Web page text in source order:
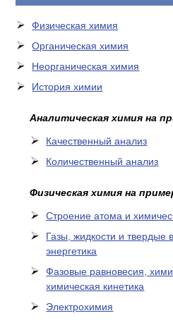
Физическая химия
Органическая химия
Неорганическая химия
История химии
Аналитическая химия на
Качественный анализ
Количественный анализ
Физическая химия на
Cтроение атома и
Газы, жидкости и твердые
энергетика
Фазовые равновесия,
химическая кинетика
Электрохимия